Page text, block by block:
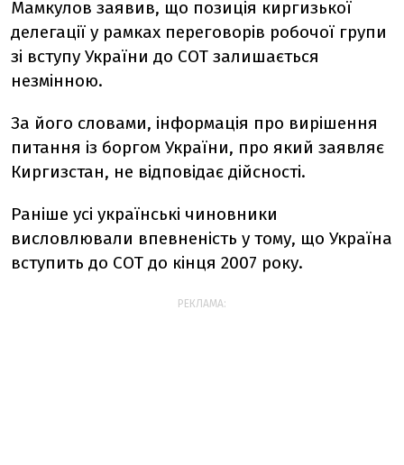
Мамкулов заявив, що позиція киргизької
делегації у рамках переговорів робочої групи
зі вступу України до СОТ залишається
незмінною.
За його словами, інформація про вирішення
питання із боргом України, про який заявляє
Киргизстан, не відповідає дійсності.
Раніше усі українські чиновники
висловлювали впевненість у тому, що Україна
вступить до СОТ до кінця 2007 року.
РЕКЛАМА: